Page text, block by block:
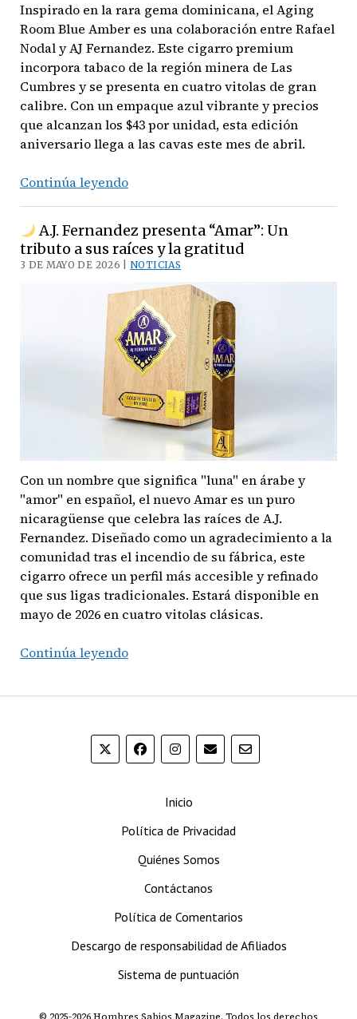
Inspirado en la rara gema dominicana, el Aging
Room Blue Amber es una colaboración entre Rafael
Nodal y AJ Fernandez. Este cigarro premium
incorpora tabaco de la región minera de Las
Cumbres y se presenta en cuatro vitolas de gran
calibre. Con un empaque azul vibrante y precios
que alcanzan los $43 por unidad, esta edición
aniversario llega a las cavas este mes de abril.
Continúa leyendo
dominicano:
Aging
Blue
Amber
A.J. Fernandez presenta “Amar”: Un
tributo a sus raíces y la gratitud
3 DE MAYO DE 2026 |NOTICIAS
Con un nombre que significa "luna" en árabe y
"amor" en español, el nuevo Amar es un puro
nicaragüense que celebra las raíces de A.J.
Fernandez. Diseñado como un agradecimiento a la
comunidad tras el incendio de su fábrica, este
cigarro ofrece un perfil más accesible y refinado
que sus ligas tradicionales. Estará disponible en
mayo de 2026 en cuatro vitolas clásicas.
Continúa leyendo
Un
tributo
raíces
la
gratitud
Inicio
Política de Privacidad
Quiénes Somos
Contáctanos
Política de Comentarios
Descargo de responsabilidad de Afiliados
Sistema de puntuación
© 2025-2026 Hombres Sabios Magazine. Todos los derechos